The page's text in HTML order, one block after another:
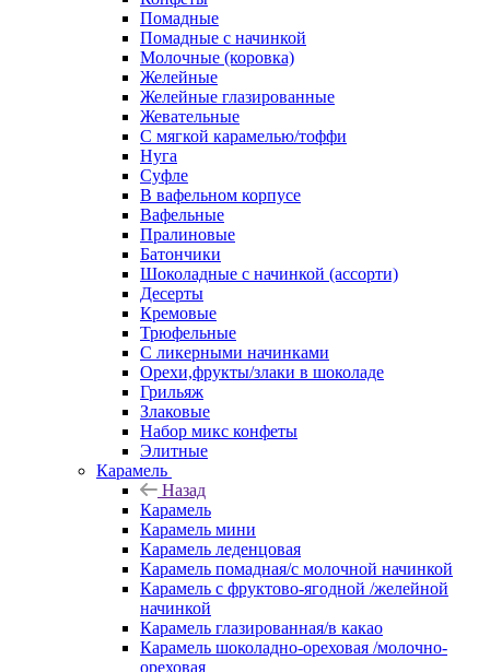
Помадные
Помадные с начинкой
Молочные (коровка)
Желейные
Желейные глазированные
Жевательные
С мягкой карамелью/тоффи
Нуга
Суфле
В вафельном корпусе
Вафельные
Пралиновые
Батончики
Шоколадные с начинкой (ассорти)
Десерты
Кремовые
Трюфельные
С ликерными начинками
Орехи,фрукты/злаки в шоколаде
Грильяж
Злаковые
Набор микс конфеты
Элитные
Карамель
Назад
Карамель
Карамель мини
Карамель леденцовая
Карамель помадная/с молочной начинкой
Карамель с фруктово-ягодной /желейной
начинкой
Карамель глазированная/в какао
Карамель шоколадно-ореховая /молочно-
ореховая